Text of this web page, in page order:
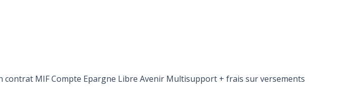
MIF Compte Epargne Libre Avenir Multisupport + frais sur versements